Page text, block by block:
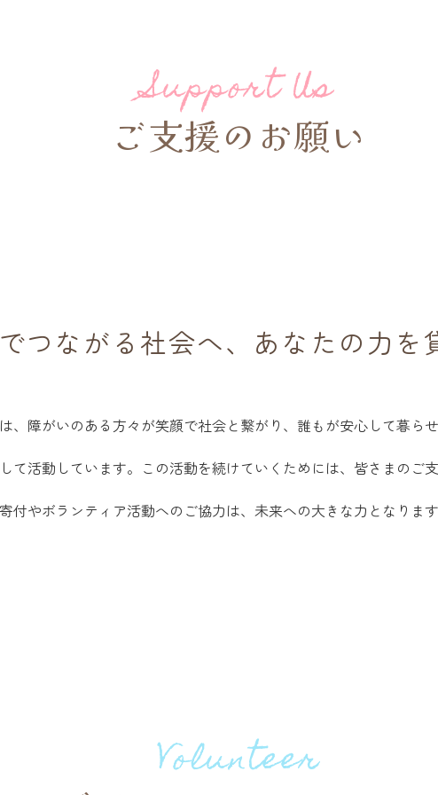
Support Us
ご支援のお願い
つながる社会へ、あなたの力を
、障がいのある方々が笑顔で社会と繋がり、誰もが安心して暮ら
て活動しています。この活動を続けていくためには、皆さまのご
付やボランティア活動へのご協力は、未来への大きな力となります
Volunteer